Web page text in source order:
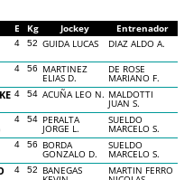
E Kg Jockey Entrenador
4 52 GUIDA LUCAS
DIAZ ALDO A.
4 56 MARTINEZ
ELIAS D.
DE ROSE
MARIANO F.
4 54 ACUÑA LEO N. MALDOTTI
JUAN S.
4 54 PERALTA
JORGE L.
SUELDO
MARCELO S.
4 56 BORDA
GONZALO D.
SUELDO
MARCELO S.
4 52 BANEGAS MARTIN FERRO